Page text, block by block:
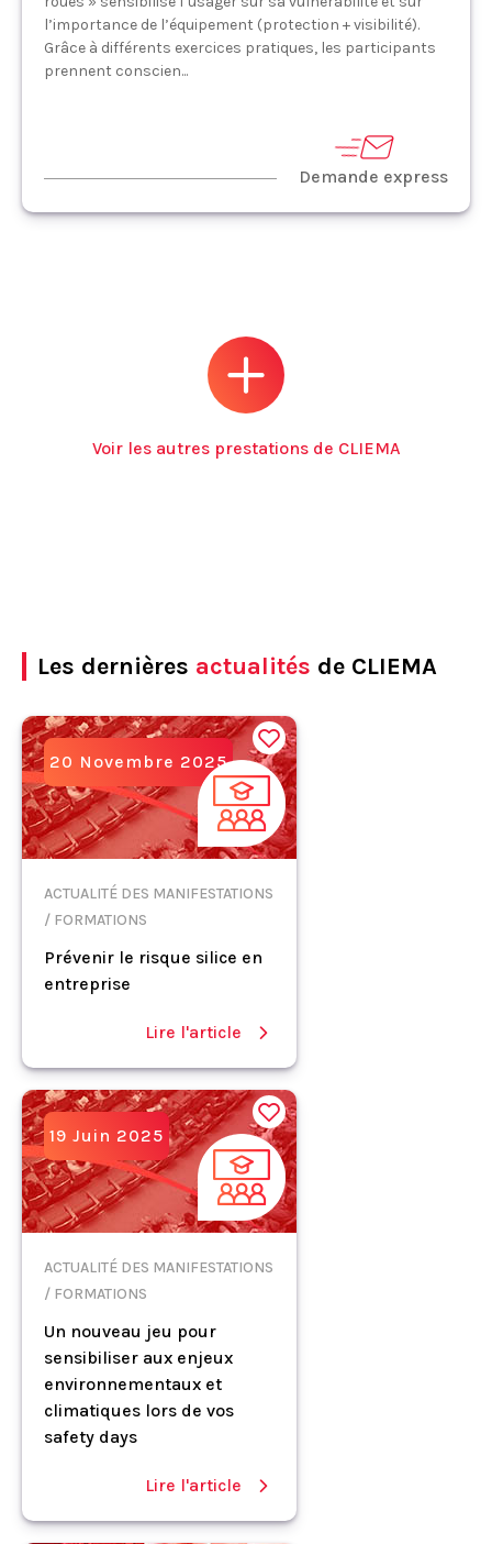
l’importance de l’équipement (protection + visibilité).
Grâce à différents exercices pratiques, les participants
prennent conscien...
Demande express
Voir les autres prestations de CLIEMA
Les dernières actualités de CLIEMA
20 Novembre 2025
ACTUALITÉ DES MANIFESTATIONS
/ FORMATIONS
Prévenir le risque silice en
entreprise
Lire l'article
19 Juin 2025
ACTUALITÉ DES MANIFESTATIONS
/ FORMATIONS
Un nouveau jeu pour
sensibiliser aux enjeux
environnementaux et
climatiques lors de vos
safety days
Lire l'article